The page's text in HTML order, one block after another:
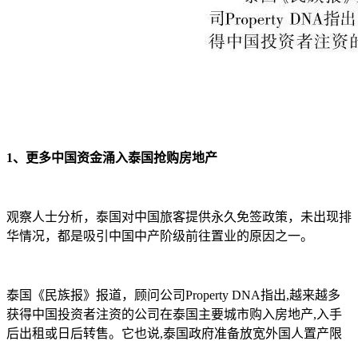
1、更多中国资金涌入泰国抢购房地产
观察人士分析，泰国对中国旅客提供永久免签政策，未出现排
华情况，都是吸引中国中产阶级前往置业的原因之一。
泰国《民族报》报道，顾问公司Property DNA指出,越来越多
获得中国投资者注资的公司在泰国主要城市购入房地产,入手
后出租或日后转售。它也说,泰国政府准备放宽外国人置产限